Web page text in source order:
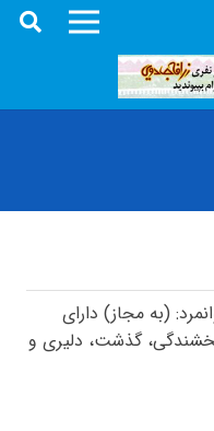
(به مجاز) دارای
گذشت، دلیری و